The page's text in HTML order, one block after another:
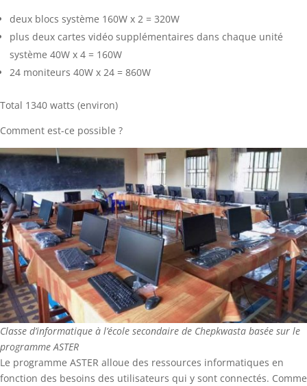
deux blocs système 160W x 2 = 320W
plus deux cartes vidéo supplémentaires dans chaque unité
système 40W x 4 = 160W
24 moniteurs 40W x 24 = 860W
Total 1340 watts (environ)
Comment est-ce possible ?
Classe d’informatique à l’école secondaire de Chepkwasta basée sur le
programme ASTER
Le programme ASTER alloue des ressources informatiques en
fonction des besoins des utilisateurs qui y sont connectés. Comme